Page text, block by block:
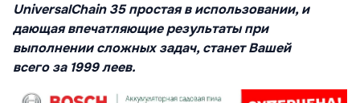
UniversalChain 35 простая в использовании, и
дающая впечатляющие результаты при
выполнении сложных задач, станет Вашей
всего за 1999 леев.